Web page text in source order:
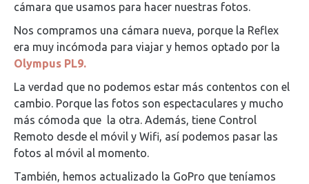
cámara que usamos para hacer nuestras fotos.
Nos compramos una cámara nueva, porque la Reflex
era muy incómoda para viajar y hemos optado por la
Olympus PL9.
La verdad que no podemos estar más contentos con el
cambio. Porque las fotos son espectaculares y mucho
más cómoda que la otra. Además, tiene Control
Remoto desde el móvil y Wifi, así podemos pasar las
fotos al móvil al momento.
También, hemos actualizado la GoPro que teníamos